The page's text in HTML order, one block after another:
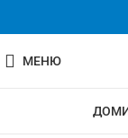
МЕНЮ